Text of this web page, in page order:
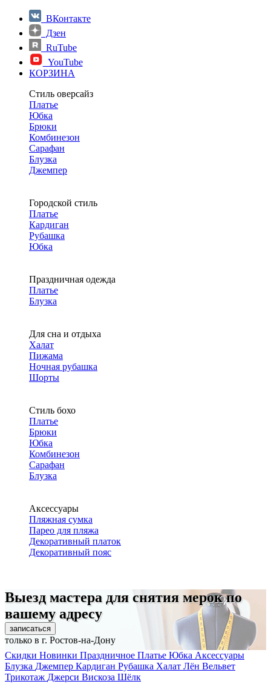
ВКонтакте
Дзен
RuTube
YouTube
КОРЗИНА
Стиль оверсайз
Платье
Юбка
Брюки
Комбинезон
Сарафан
Блузка
Джемпер
Городской стиль
Платье
Кардиган
Рубашка
Юбка
Праздничная одежда
Платье
Блузка
Для сна и отдыха
Халат
Пижама
Ночная рубашка
Шорты
Стиль бохо
Платье
Брюки
Юбка
Комбинезон
Сарафан
Блузка
Аксессуары
Пляжная сумка
Парео для пляжа
Декоративный платок
Декоративный пояс
Выезд мастера для снятия мерок по
вашему адресу
записаться
только в г. Ростов-на-Дону
Скидки Новинки Праздничное Платье Юбка Аксессуары
Блузка Джемпер Кардиган Рубашка Халат Лён Вельвет
Трикотаж Джерси Вискоза Шёлк